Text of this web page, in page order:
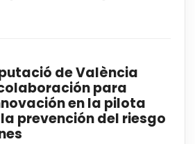
de València
para
en la pilota
prevención del riesgo